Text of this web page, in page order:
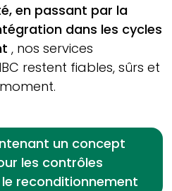
en passant par la
dans les cycles
, nos services
restent fiables, sûrs et
un concept
les contrôles
reconditionnement